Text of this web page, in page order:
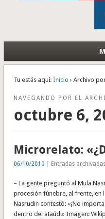
Tu estás aquí: Inicio › Archivo
NAVEGANDO POR EL
octubre 6,
Microrelato:
06/10/2010 | Entradas
– La gente preguntó al Mula
procesión fúnebre, al frente, en
Nasrudin contestó: «¡No
dentro del ataúd!» Imagen: